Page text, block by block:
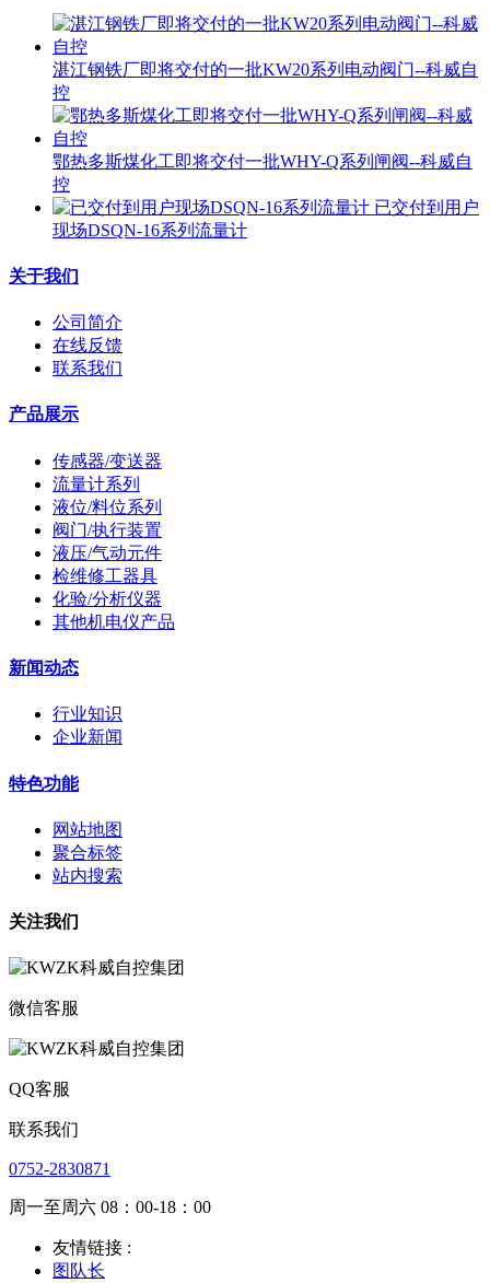
湛江钢铁厂即将交付的一批KW20系列电动阀门--科威自
控
鄂热多斯煤化工即将交付一批WHY-Q系列闸阀--科威自
控
已交付到用户
现场DSQN-16系列流量计
关于我们
公司简介
在线反馈
联系我们
产品展示
传感器/变送器
流量计系列
液位/料位系列
阀门/执行装置
液压/气动元件
检维修工器具
化验/分析仪器
其他机电仪产品
新闻动态
行业知识
企业新闻
特色功能
网站地图
聚合标签
站内搜索
关注我们
微信客服
QQ客服
联系我们
0752-2830871
周一至周六 08：00-18：00
友情链接 :
图队长